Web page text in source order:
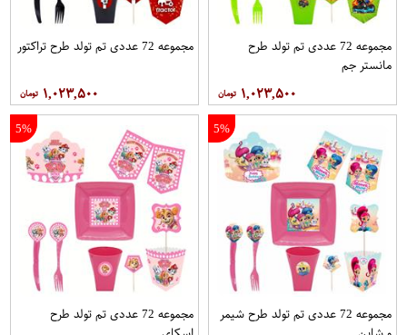
مجموعه 72 عددی تم تولد طرح
مانستر جم
۱,۰۲۳,۵۰۰
مجموعه 72 عددی تم تولد طرح تراکتور
۱,۰۲۳,۵۰۰
5%
مجموعه 72 عددی تم تولد طرح شیمر
5%
مجموعه 72 عددی تم تولد طرح